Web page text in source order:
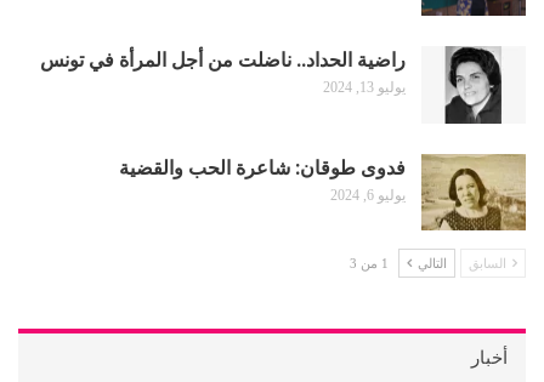
راضية الحداد.. ناضلت من أجل المرأة في تونس
يوليو 13, 2024
فدوى طوقان: شاعرة الحب والقضية
يوليو 6, 2024
السابق التالي 1 من 3
أخبار